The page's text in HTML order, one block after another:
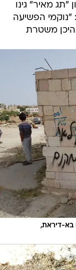
מאיר" גינו
הפשיעה
משטרת
בא-דיראת,